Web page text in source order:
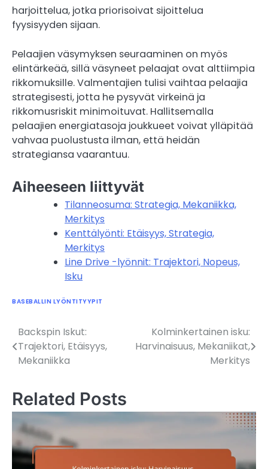
harjoittelua, jotka priorisoivat sijoittelua
fyysisyyden sijaan.
Pelaajien väsymyksen seuraaminen on myös
elintärkeää, sillä väsyneet pelaajat ovat alttiimpia
rikkomuksille. Valmentajien tulisi vaihtaa pelaajia
strategisesti, jotta he pysyvät virkeinä ja
rikkomusriskit minimoituvat. Hallitsemalla
pelaajien energiatasoja joukkueet voivat ylläpitää
vahvaa puolustusta ilman, että heidän
strategiansa vaarantuu.
Aiheeseen liittyvät
Tilanneosuma: Strategia, Mekaniikka,
Merkitys
Kenttälyönti: Etäisyys, Strategia,
Merkitys
Line Drive -lyönnit: Trajektori, Nopeus,
Isku
BASEBALLIN LYÖNTITYYPIT
Post
navigation
Backspin Iskut:
Trajektori, Etäisyys,
Mekaniikka
Kolminkertainen isku:
Harvinaisuus, Mekaniikat,
Merkitys
Related Posts